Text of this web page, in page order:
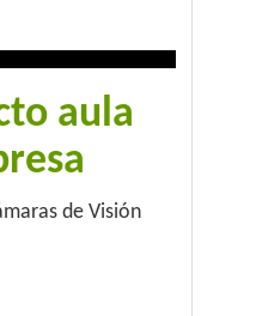
aula
de Visión